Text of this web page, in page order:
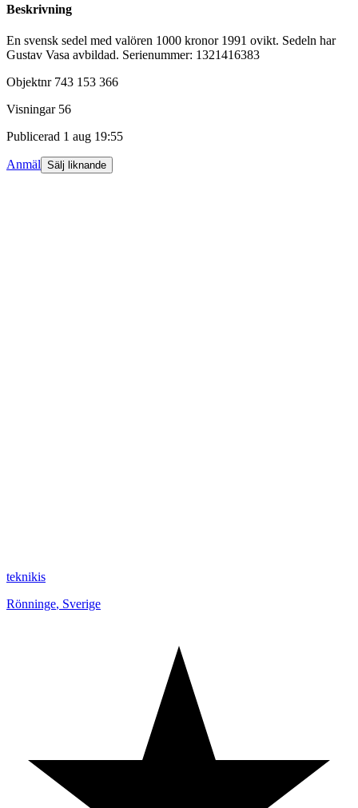
Beskrivning
En svensk sedel med valören 1000 kronor 1991 ovikt. Sedeln har
Gustav Vasa avbildad. Serienummer: 1321416383
Objektnr 743 153 366
Visningar 56
Publicerad 1 aug 19:55
Anmäl Sälj liknande
teknikis
Rönninge, Sverige